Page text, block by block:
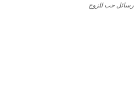
رسائل حب للزوج